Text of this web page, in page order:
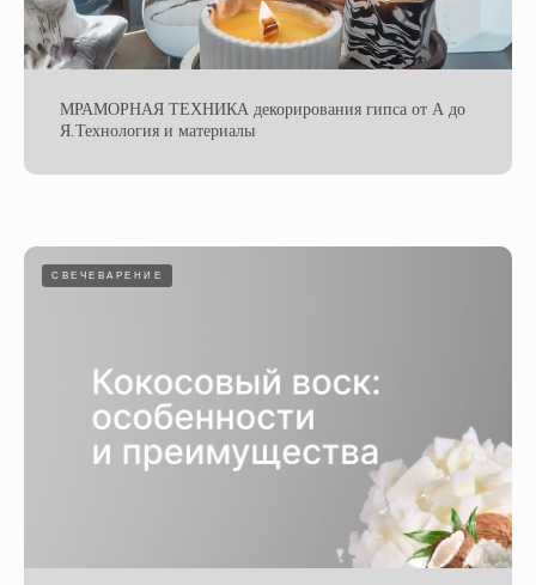
МРАМОРНАЯ ТЕХНИКА декорирования гипса от А до
Я.Технология и материалы
СВЕЧЕВАРЕНИЕ